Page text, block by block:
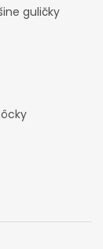
guličky